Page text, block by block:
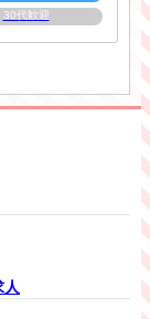
30代歓迎
人